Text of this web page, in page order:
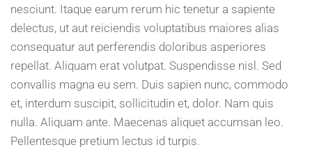
nesciunt. Itaque earum rerum hic tenetur a sapiente
delectus, ut aut reiciendis voluptatibus maiores alias
consequatur aut perferendis doloribus asperiores
repellat. Aliquam erat volutpat. Suspendisse nisl. Sed
convallis magna eu sem. Duis sapien nunc, commodo
et, interdum suscipit, sollicitudin et, dolor. Nam quis
nulla. Aliquam ante. Maecenas aliquet accumsan leo.
Pellentesque pretium lectus id turpis.